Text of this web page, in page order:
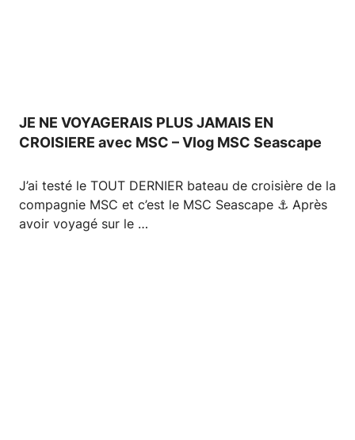
JE NE VOYAGERAIS PLUS JAMAIS EN
CROISIERE avec MSC – Vlog MSC Seascape
J’ai testé le TOUT DERNIER bateau de croisière de la
compagnie MSC et c’est le MSC Seascape ⚓ Après
avoir voyagé sur le …